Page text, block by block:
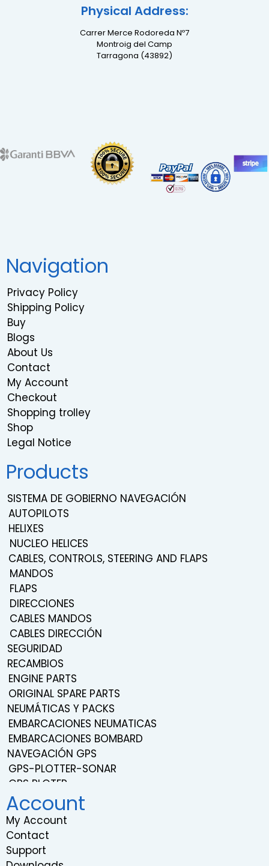
Physical Address:
Carrer Merce Rodoreda Nº7
Montroig del Camp
Tarragona (43892)
Navigation
Privacy Policy
Shipping Policy
Buy
Blogs
About Us
Contact
My Account
Checkout
Shopping trolley
Shop
Legal Notice
Products
SISTEMA DE GOBIERNO NAVEGACIÓN
AUTOPILOTS
HELIXES
NUCLEO HELICES
CABLES, CONTROLS, STEERING AND FLAPS
MANDOS
FLAPS
DIRECCIONES
CABLES MANDOS
CABLES DIRECCIÓN
SEGURIDAD
RECAMBIOS
ENGINE PARTS
ORIGINAL SPARE PARTS
NEUMÁTICAS Y PACKS
EMBARCACIONES NEUMATICAS
EMBARCACIONES BOMBARD
NAVEGACIÓN GPS
GPS-PLOTTER-SONAR
GPS PLOTER
NAVEGACIÓN
TRANSDUCERS
PROBES
SISTEMA DE SONIDO Y ENTRETENIMIENTO
VHF RADIOS
Account
My Account
Contact
Support